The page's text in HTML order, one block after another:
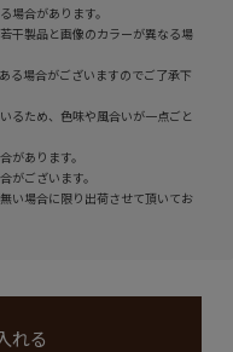
場合があります。
干製品と画像のカラーが異なる場
る場合がございますのでご了承下
るため、色味や風合いが一点ごと
があります。
がございます。
い場合に限り出荷させて頂いてお
れる